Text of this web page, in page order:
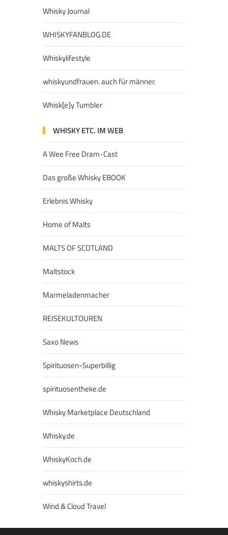
Whisky Journal
WHISKYFANBLOG.DE
Whiskylifestyle
whiskyundfrauen. auch für männer.
Whisk[e]y Tumbler
WHISKY ETC. IM WEB
A Wee Free Dram-Cast
Das große Whisky EBOOK
Erlebnis Whisky
Home of Malts
MALTS OF SCOTLAND
Maltstock
Marmeladenmacher
REISEKULTOUREN
Saxo News
Spirituosen-Superbillig
spirituosentheke.de
Whisky Marketplace Deutschland
Whisky.de
WhiskyKoch.de
whiskyshirts.de
Wind & Cloud Travel